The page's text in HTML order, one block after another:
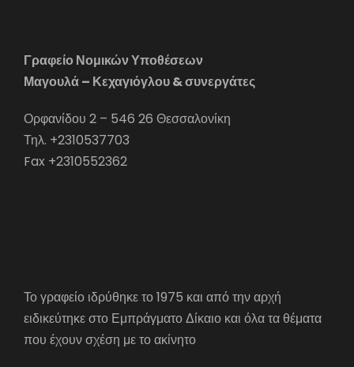
Γραφείο Νομικών Υποθέσεων
Μαγουλά – Κεχαγιόγλου & συνεργάτες
Ορφανίδου 2 – 546 26 Θεσσαλονίκη
Τηλ. +2310537703
Fax +2310552362
Το γραφείο ιδρύθηκε το 1975 και από την αρχή
ειδικεύτηκε στο Εμπράγματο Δίκαιο και όλα τα θέματα
που έχουν σχέση με το ακίνητο